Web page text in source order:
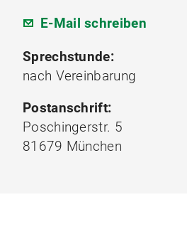
E-Mail schreiben
Sprechstunde:
nach Vereinbarung
Postanschrift:
Poschingerstr. 5
81679 München